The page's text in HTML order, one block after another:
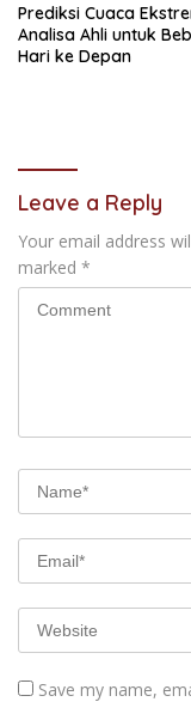
Prediksi Cuaca
Analisa Ahli untuk
Hari ke Depan
Leave a Reply
Your email address
marked *
Save my name,